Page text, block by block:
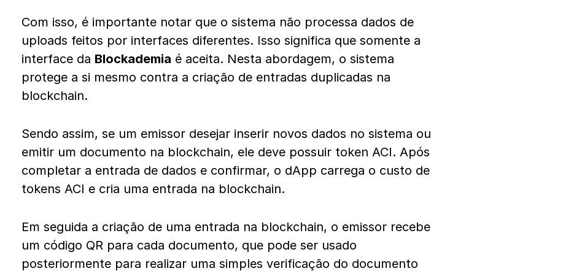
Com isso, é importante notar que o sistema não processa dados de
uploads feitos por interfaces diferentes. Isso significa que somente a
interface da Blockademia é aceita. Nesta abordagem, o sistema
protege a si mesmo contra a criação de entradas duplicadas na
blockchain.
Sendo assim, se um emissor desejar inserir novos dados no sistema ou
emitir um documento na blockchain, ele deve possuir token ACI. Após
completar a entrada de dados e confirmar, o dApp carrega o custo de
tokens ACI e cria uma entrada na blockchain.
Em seguida a criação de uma entrada na blockchain, o emissor recebe
um código QR para cada documento, que pode ser usado
posteriormente para realizar uma simples verificação do documento